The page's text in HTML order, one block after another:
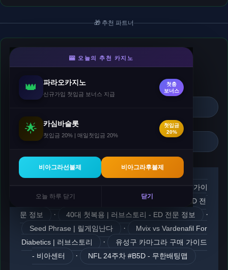
🎁 추천 파트너
크레이지슬롯 - 슬롯
매일 첫입금 15%(최대50만) · 두번째입금 10% 추가.
🎁 매일 첫입금 15%
야마토 보너스 진짜 완벽 가이드 | 릴게임난다
39만원 플레이 가이
드 | 릴게임난다
일라이 체험담 | 러브스토리 - ED 전
문 정보
· 40대 첫복용 | 러브스토리 - ED 전문 정보 ·
Seed Phrase | 릴게임난다 ·
Mvix vs Vardenafil For
Diabetics | 러브스토리
·
유성구 카마그라 구매 가이드
- 비아센터
· NFL 24주차 #B5D - 무한배팅맵
🎰 오늘의 추천 카지노
👑 파라오카지노
신규가입 첫입금 보너스 지급
첫충
보너스
🌟 카심바슬롯
첫입금 20% | 매일첫입금 20%
첫입금
20%
비아그라선불제 비아그라후불제
오늘 하루 닫기 닫기